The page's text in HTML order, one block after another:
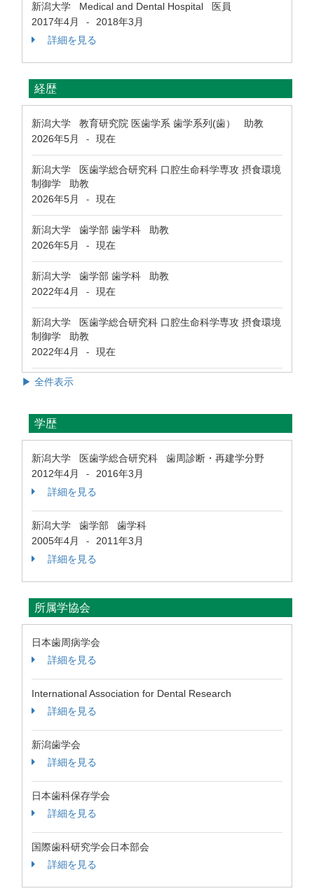
新潟大学 Medical and Dental Hospital 医員
2017年4月
-
2018年3月
詳細を見る
経歴
新潟大学 教育研究院 医歯学系 歯学系列(歯） 助教
2026年5月
- 現在
新潟大学 医歯学総合研究科 口腔生命科学専攻 摂食環境
制御学 助教
2026年5月
- 現在
新潟大学 歯学部 歯学科 助教
2026年5月
- 現在
新潟大学 歯学部 歯学科 助教
2022年4月
- 現在
新潟大学 医歯学総合研究科 口腔生命科学専攻 摂食環境
制御学 助教
2022年4月
- 現在
▶ 全件表示
学歴
新潟大学 医歯学総合研究科 歯周診断・再建学分野
2012年4月
-
2016年3月
詳細を見る
新潟大学 歯学部 歯学科
2005年4月
-
2011年3月
詳細を見る
所属学協会
日本歯周病学会
詳細を見る
International Association for Dental Research
詳細を見る
新潟歯学会
詳細を見る
日本歯科保存学会
詳細を見る
国際歯科研究学会日本部会
詳細を見る